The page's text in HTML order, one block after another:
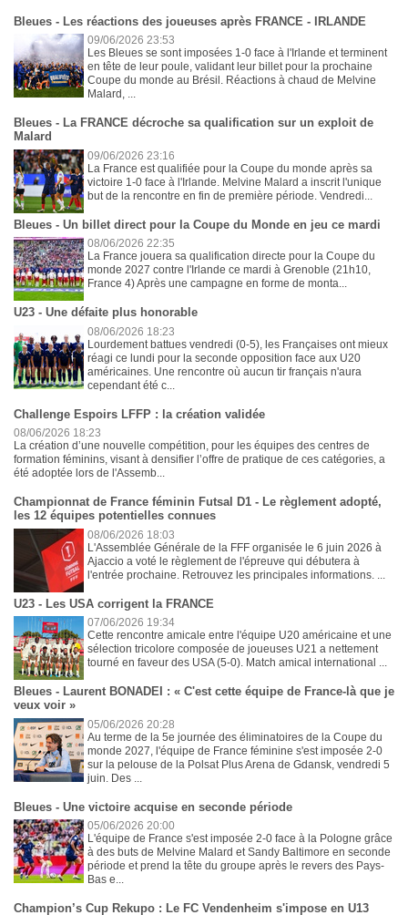
Bleues - Les réactions des joueuses après FRANCE - IRLANDE
09/06/2026 23:53
Les Bleues se sont imposées 1-0 face à l'Irlande et terminent
en tête de leur poule, validant leur billet pour la prochaine
Coupe du monde au Brésil. Réactions à chaud de Melvine
Malard, ...
Bleues - La FRANCE décroche sa qualification sur un exploit de
Malard
09/06/2026 23:16
La France est qualifiée pour la Coupe du monde après sa
victoire 1-0 face à l'Irlande. Melvine Malard a inscrit l'unique
but de la rencontre en fin de première période. Vendredi...
Bleues - Un billet direct pour la Coupe du Monde en jeu ce mardi
08/06/2026 22:35
La France jouera sa qualification directe pour la Coupe du
monde 2027 contre l'Irlande ce mardi à Grenoble (21h10,
France 4) Après une campagne en forme de monta...
U23 - Une défaite plus honorable
08/06/2026 18:23
Lourdement battues vendredi (0-5), les Françaises ont mieux
réagi ce lundi pour la seconde opposition face aux U20
américaines. Une rencontre où aucun tir français n'aura
cependant été c...
Challenge Espoirs LFFP : la création validée
08/06/2026 18:23
La création d’une nouvelle compétition, pour les équipes des centres de
formation féminins, visant à densifier l’offre de pratique de ces catégories, a
été adoptée lors de l'Assemb...
Championnat de France féminin Futsal D1 - Le règlement adopté,
les 12 équipes potentielles connues
08/06/2026 18:03
L'Assemblée Générale de la FFF organisée le 6 juin 2026 à
Ajaccio a voté le règlement de l'épreuve qui débutera à
l'entrée prochaine. Retrouvez les principales informations. ...
U23 - Les USA corrigent la FRANCE
07/06/2026 19:34
Cette rencontre amicale entre l'équipe U20 américaine et une
sélection tricolore composée de joueuses U21 a nettement
tourné en faveur des USA (5-0). Match amical international ...
Bleues - Laurent BONADEI : « C'est cette équipe de France-là que je
veux voir »
05/06/2026 20:28
Au terme de la 5e journée des éliminatoires de la Coupe du
monde 2027, l'équipe de France féminine s'est imposée 2-0
sur la pelouse de la Polsat Plus Arena de Gdansk, vendredi 5
juin. Des ...
Bleues - Une victoire acquise en seconde période
05/06/2026 20:00
L'équipe de France s'est imposée 2-0 face à la Pologne grâce
à des buts de Melvine Malard et Sandy Baltimore en seconde
période et prend la tête du groupe après le revers des Pays-
Bas e...
Champion’s Cup Rekupo : Le FC Vendenheim s'impose en U13